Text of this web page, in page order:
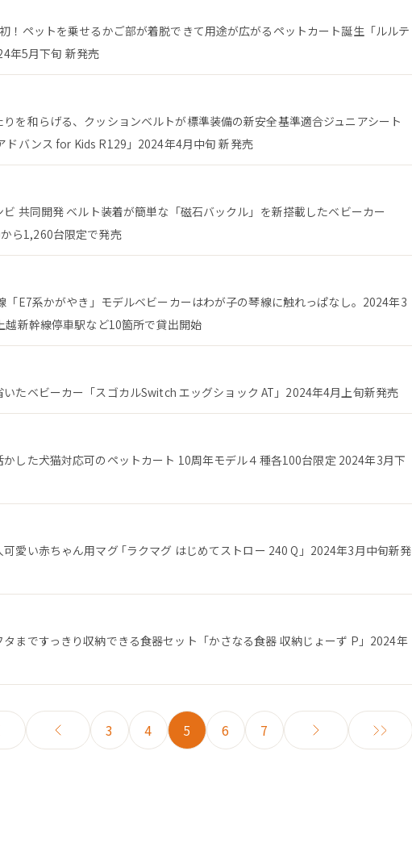
！ペットを乗せるかご部が着脱できて用途が広がるペットカート誕生「ルルテ
年5月下旬 新発売
を和らげる、クッションベルトが標準装備の新安全基準適合ジュニアシート
ドバンス for Kids R129」2024年4月中旬 新発売
共同開発 ベルト装着が簡単な「磁石バックル」を新搭載したベビーカー
ら1,260台限定で発売
「E7系かがやき」モデルベビーカーはわが子の琴線に触れっぱなし。2024年3
越新幹線停車駅など10箇所で貸出開始
たベビーカー「スゴカルSwitch エッグショック AT」2024年4月上旬新発売
した犬猫対応可のペットカート 10周年モデル４種各100台限定 2024年3月下
愛い赤ちゃん用マグ ｢ラクマグ はじめてストロー 240 Q」2024年3月中旬新発
まですっきり収納できる食器セット「かさなる食器 収納じょーず P」2024年
3 4 5 6 7